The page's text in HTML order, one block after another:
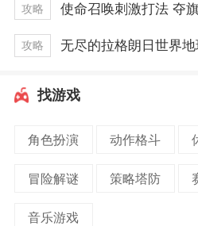
攻略 使命召唤刺激打法 夺
攻略
找游戏
角色扮演 动作格斗
冒险解谜 策略塔防
音乐游戏